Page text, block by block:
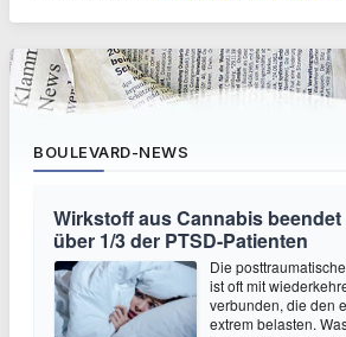
BOULEVARD-NEWS
Wirkstoff aus Cannabis
über 1/3 der PTSD-Patienten
Die
ist oft mit
verbunden, die den
extrem belasten.